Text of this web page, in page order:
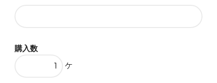
購入数
ケ